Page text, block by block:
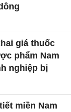
giá thuốc
phẩm Nam
nghiệp bị
miền Nam